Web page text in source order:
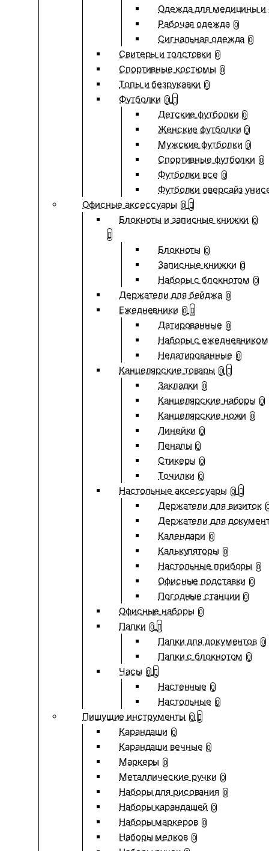
Одежда для медицины и
Рабочая одежда 0
Сигнальная одежда 0
Свитеры и толстовки 0
Спортивные костюмы 0
Топы и безрукавки 0
Футболки 0
Детские футболки 0
Женские футболки 0
Мужские футболки 0
Спортивные футболки 0
Футболки все 0
Футболки оверсайз
Офисные аксессуары 0
Блокноты и записные книжки 0
Блокноты 0
Записные книжки 0
Наборы с блокнотом 0
Держатели для бейджа 0
Ежедневники 0
Датированные 0
Наборы с ежедневником
Недатированные 0
Канцелярские товары 0
Закладки 0
Канцелярские наборы 0
Канцелярские ножи 0
Линейки 0
Пеналы 0
Стикеры 0
Точилки 0
Настольные аксессуары 0
Держатели для визиток
Держатели для
Календари 0
Калькуляторы 0
Настольные приборы 0
Офисные подставки 0
Погодные станции 0
Офисные наборы 0
Папки 0
Папки для документов 0
Папки с блокнотом 0
Часы 0
Настенные 0
Настольные 0
Пишущие инструменты 0
Карандаши 0
Карандаши вечные 0
Маркеры 0
Металлические ручки 0
Наборы для рисования 0
Наборы карандашей 0
Наборы маркеров 0
Наборы мелков 0